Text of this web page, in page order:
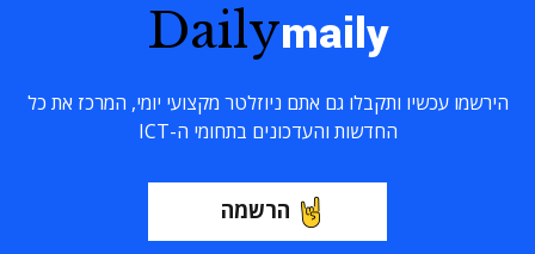
Dailymaily
הירשמו עכשיו ותקבלו גם אתם ניוזלטר מקצועי יומי, המרכז את כל
החדשות והעדכונים בתחומי ה-ICT
הרשמה